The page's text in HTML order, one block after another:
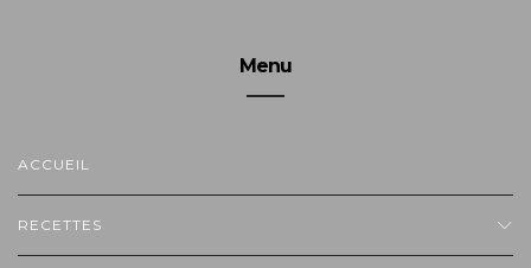
Menu
ACCUEIL
RECETTES